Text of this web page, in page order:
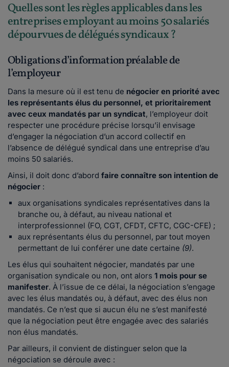
Quelles sont les règles applicables dans les
entreprises employant au moins 50 salariés
dépourvues de délégués syndicaux ?
Obligations d’information préalable de
l’employeur
Dans la mesure où il est tenu de négocier en priorité avec
les représentants élus du personnel, et prioritairement
avec ceux mandatés par un syndicat, l’employeur doit
respecter une procédure précise lorsqu’il envisage
d’engager la négociation d’un accord collectif en
l’absence de délégué syndical dans une entreprise d’au
moins 50 salariés.
Ainsi, il doit donc d’abord faire connaître son intention de
négocier :
aux organisations syndicales représentatives dans la
branche ou, à défaut, au niveau national et
interprofessionnel (FO, CGT, CFDT, CFTC, CGC-CFE) ;
aux représentants élus du personnel, par tout moyen
permettant de lui conférer une date certaine (9).
Les élus qui souhaitent négocier, mandatés par une
organisation syndicale ou non, ont alors 1 mois pour se
manifester. À l’issue de ce délai, la négociation s’engage
avec les élus mandatés ou, à défaut, avec des élus non
mandatés. Ce n’est que si aucun élu ne s’est manifesté
que la négociation peut être engagée avec des salariés
non élus mandatés.
Par ailleurs, il convient de distinguer selon que la
négociation se déroule avec :